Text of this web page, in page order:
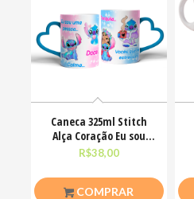
Caneca 325ml Stitch
Alça Coração Eu sou
uma pessoa calma
R$38,00
COMPRAR